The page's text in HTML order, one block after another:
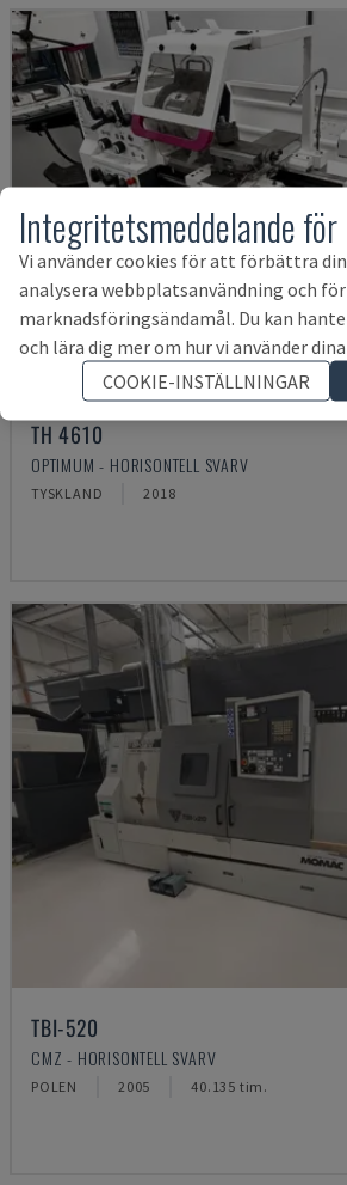
TH 4610
OPTIMUM - HORISONTELL SVARV
TYSKLAND 2018
TBI-520
CMZ - HORISONTELL SVARV
POLEN 2005 40.135 tim.
Integritetsmeddelande för
Vi använder cookies för att förbättra
analysera webbplatsanvändning och för
marknadsföringsändamål. Du kan
och lära dig mer om hur vi använder
COOKIE-INSTÄLLNINGAR